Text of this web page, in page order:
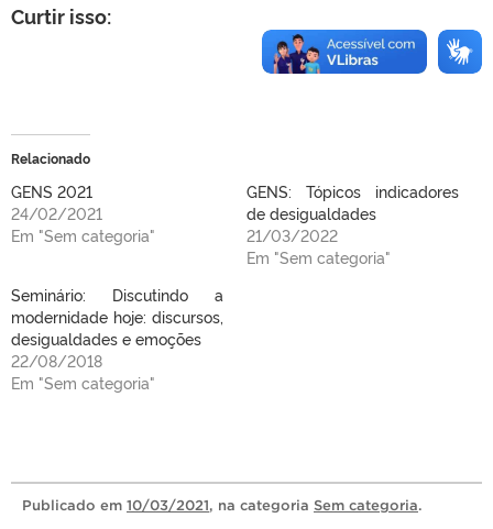
Curtir isso:
Relacionado
GENS 2021
24/02/2021
Em "Sem categoria"
GENS: Tópicos indicadores
de desigualdades
21/03/2022
Em "Sem categoria"
Seminário: Discutindo a
modernidade hoje: discursos,
desigualdades e emoções
22/08/2018
Em "Sem categoria"
Publicado em 10/03/2021, na categoria Sem categoria.